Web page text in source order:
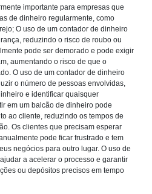
importante para empresas que
de dinheiro regularmente, como
O uso de um contador de dinheiro
reduzindo o risco de roubo ou
pode ser demorado e pode exigir
aumentando o risco de que o
O uso de um contador de dinheiro
o número de pessoas envolvidas,
e identificar quaisquer
em um balcão de dinheiro pode
ao cliente, reduzindo os tempos de
Os clientes que precisam esperar
pode ficar frustrado e tem
negócios para outro lugar. O uso de
a acelerar o processo e garantir
ou depósitos precisos em tempo